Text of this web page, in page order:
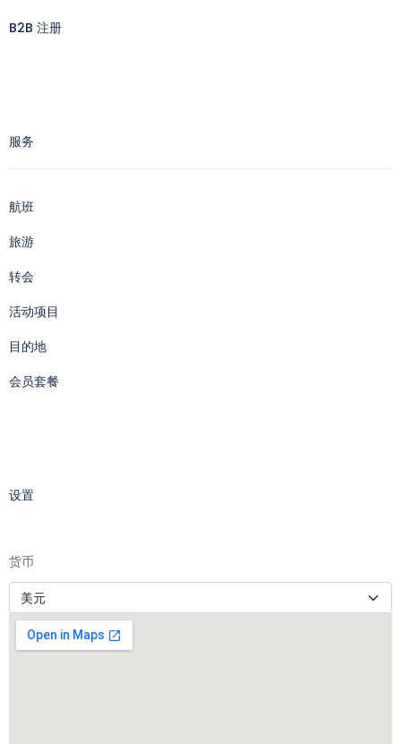
B2B 注册
服务
航班
旅游
转会
活动项目
目的地
会员套餐
设置
货币